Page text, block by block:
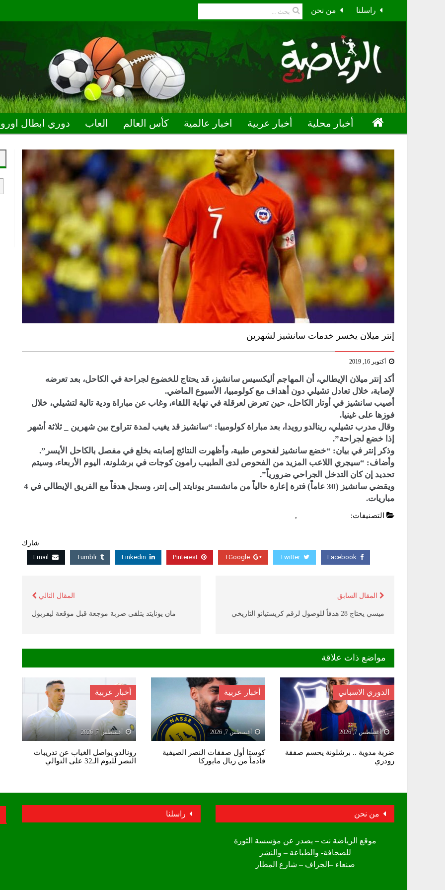
من نحن راسلنا
أخبار محلية أخبار عربية اخبار عالمية كأس العالم العاب دوري ابطال
إنتر ميلان يخسر خدمات سانشيز لشهرين
أكتوبر 16, 2019
أكد إنتر ميلان الإيطالي، أن المهاجم أليكسيس سانشيز، قد يحتاج للخضوع لجراحة في الكاحل، بعد تعرضه
لإصابة، خلال تعادل تشيلي دون أهداف مع كولومبيا، الأسبوع الماضي.
أصيب سانشيز في أوتار الكاحل، حين تعرض لعرقلة في نهاية اللقاء، وغاب عن مباراة ودية تالية لتشيلي، خلال
فوزها على غينيا.
وقال مدرب تشيلي، رينالدو رويدا، بعد مباراة كولومبيا: “سانشيز قد يغيب لمدة تتراوح بين شهرين _ ثلاثة أشهر
إذا خضع لجراحة”.
وذكر إنتر في بيان: “خضع سانشيز لفحوص طبية، وأظهرت النتائج إصابته بخلع في مفصل بالكاحل الأيسر”.
وأضاف: “سيجري اللاعب المزيد من الفحوص لدى الطبيب رامون كوجات في برشلونة، اليوم الأربعاء، وسيتم
تحديد إن كان التدخل الجراحي ضرورياً”.
ويقضي سانشيز (30 عاماً) فترة إعارة حالياً من مانشستر يونايتد إلى إنتر، وسجل هدفاً مع الفريق الإيطالي في 4
مباريات.
التصنيفات: ,
شارك
Facebook
Twitter
Google+
Pinterest
Linkedin
Tumblr
Email
المقال السابق
ميسي يحتاج 28 هدفاً للوصول لرقم كريستيانو التاريخي
المقال التالي
مان يونايتد يتلقى ضربة موجعة قبل موقعة ليفربول
مواضع ذات علاقة
الدوري الاسباني
أغسطس 7, 2026
ضربة مدوية .. برشلونة يحسم صفقة
رودري
أخبار عربية
أغسطس 7, 2026
كوستا أول صفقات النصر الصيفية
قادماً من ريال مايوركا
أخبار عربية
أغسطس 7, 2026
رونالدو يواصل الغياب عن تدريبات
النصر لليوم الـ32 على التوالي
من نحن
موقع الرياضة نت – يصدر عن مؤسسة الثورة
للصحافة- والطباعة – والنشر
صنعاء –الجراف – شارع المطار
راسلنا